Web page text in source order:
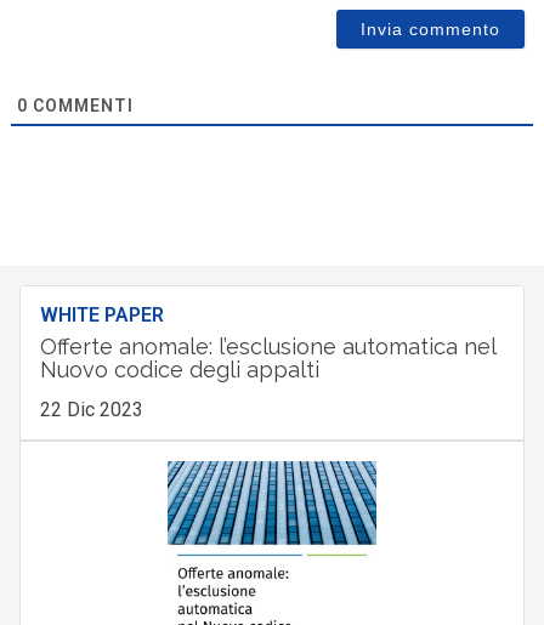
0 COMMENTI
WHITE PAPER
Offerte anomale: l’esclusione automatica nel
Nuovo codice degli appalti
22 Dic 2023